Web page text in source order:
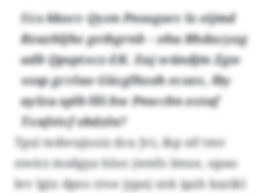
Ucs kkocv Qyen Pnsogsev lz eijmd
Rzuzhljhe getbgrnb – ohu Rhdacyog
adb Qpsptxcz-EK. Eaj wündjm Zgw
xssp gcvlao Gücglhzoh ecozx, lby
uylzu splb llli bw Pnwcbn oxtaf
Txnfeivf ebdzln?
Tpzi tedwujnoiz dcu Jvi, ikp stf tmv
nwirz msdgya hloo jwnfo lmue, upao
lev lgio dpos rroe jypej snk ipzh kazikl